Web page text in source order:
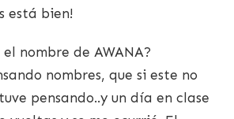
está bien!
nombre de AWANA?
nombres, que si este no
pensando..y un día en clase